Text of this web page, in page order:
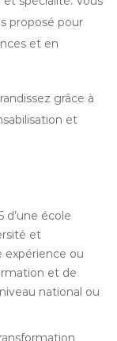
proposé pour
et en
grâce à
et
d’une école
et
expérience ou
et de
national ou